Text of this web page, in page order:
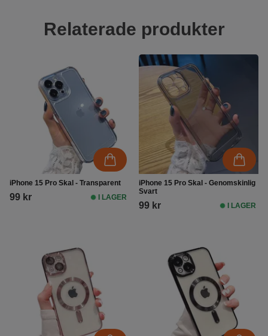
Relaterade produkter
iPhone 15 Pro Skal - Transparent
99 kr I LAGER
iPhone 15 Pro Skal - Genomskinlig
Svart
99 kr I LAGER